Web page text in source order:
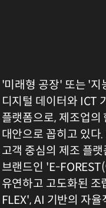
'미래형 공장' 또는 '지
디지털 데이터와 ICT
플랫폼으로, 제조업의
대안으로 꼽히고 있다
고객 중심의 제조 플
브랜드인 'E-
유연하고 고도화된
FLEX', AI 기반의 자